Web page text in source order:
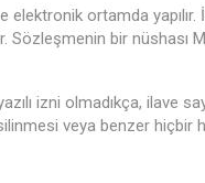
ortamda
bir nüshası
izni olmadıkça, ilave
veya benzer